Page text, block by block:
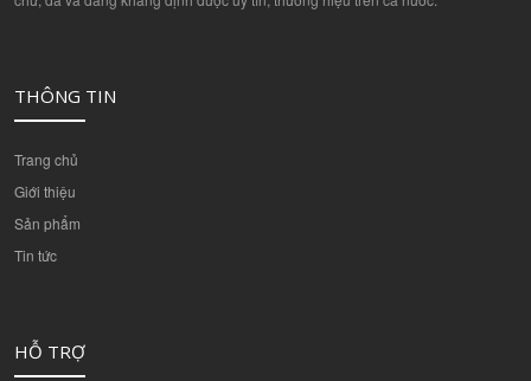
THÔNG TIN
Trang chủ
Giới thiệu
Sản phẩm
Tin tức
HỖ TRỢ